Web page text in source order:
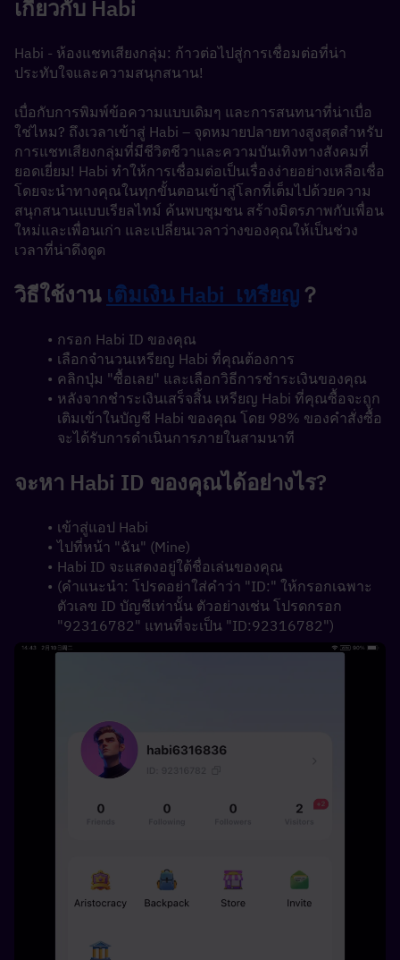
เกี่ยวกับ Habi
Habi - ห้องแชทเสียงกลุ่ม: ก้าวต่อไปสู่การเชื่อมต่อที่น่า
ประทับใจและความสนุกสนาน!
เบื่อกับการพิมพ์ข้อความแบบเดิมๆ และการสนทนาที่น่าเบื่อ
ใช่ไหม? ถึงเวลาเข้าสู่ Habi – จุดหมายปลายทางสูงสุดสำหรับ
การแชทเสียงกลุ่มที่มีชีวิตชีวาและความบันเทิงทางสังคมที่
ยอดเยี่ยม! Habi ทำให้การเชื่อมต่อเป็นเรื่องง่ายอย่างเหลือเชื่อ
โดยจะนำทางคุณในทุกขั้นตอนเข้าสู่โลกที่เต็มไปด้วยความ
สนุกสนานแบบเรียลไทม์ ค้นพบชุมชน สร้างมิตรภาพกับเพื่อน
ใหม่และเพื่อนเก่า และเปลี่ยนเวลาว่างของคุณให้เป็นช่วง
เวลาที่น่าดึงดูด
วิธีใช้งาน เติมเงิน Habi
  เหรียญ
？
กรอก Habi ID ของคุณ
เลือกจำนวนเหรียญ Habi ที่คุณต้องการ
คลิกปุ่ม "ซื้อเลย" และเลือกวิธีการชำระเงินของคุณ
หลังจากชำระเงินเสร็จสิ้น เหรียญ Habi ที่คุณซื้อจะถูก
เติมเข้าในบัญชี Habi ของคุณ โดย 98% ของคำสั่งซื้อ
จะได้รับการดำเนินการภายในสามนาที
จะหา Habi ID ของคุณได้อย่างไร?
เข้าสู่แอป Habi
ไปที่หน้า "ฉัน" (Mine)
Habi ID จะแสดงอยู่ใต้ชื่อเล่นของคุณ
(คำแนะนำ: โปรดอย่าใส่คำว่า "ID:" ให้กรอกเฉพาะ
ตัวเลข ID บัญชีเท่านั้น ตัวอย่างเช่น โปรดกรอก
"92316782" แทนที่จะเป็น "ID:92316782")